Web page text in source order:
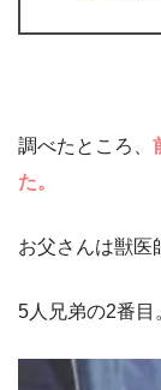
調べたところ、
た。
お父さんは獣医
5人兄弟の2番目